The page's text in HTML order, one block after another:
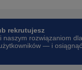
rekrutujesz
naszym rozwiązaniom dla
— i osiągnąć